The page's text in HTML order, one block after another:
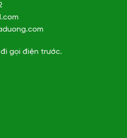
gọi điện trước.